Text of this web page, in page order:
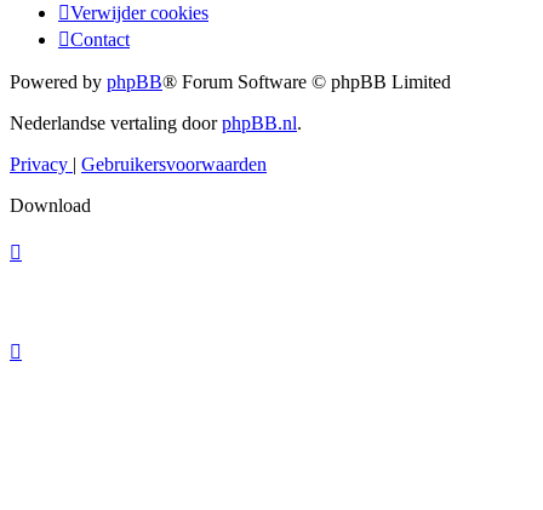
Verwijder cookies
Contact
Powered by phpBB® Forum Software © phpBB Limited
Nederlandse vertaling doorphpBB.nl.
Privacy | Gebruikersvoorwaarden
Download